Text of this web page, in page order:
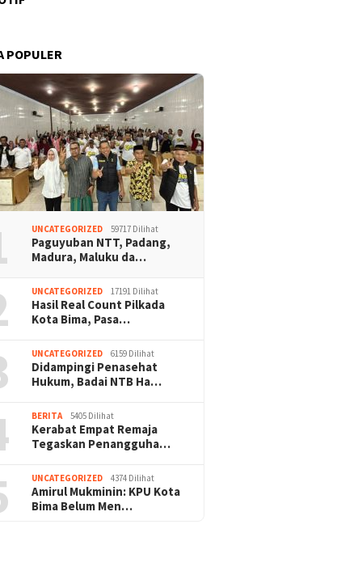
POPULER
UNCATEGORIZED 59717 Dilihat
Paguyuban NTT, Padang,
Madura, Maluku da…
UNCATEGORIZED 17191 Dilihat
Hasil Real Count Pilkada
Kota Bima, Pasa…
UNCATEGORIZED 6159 Dilihat
Didampingi Penasehat
Hukum, Badai NTB Ha…
BERITA 5405 Dilihat
Kerabat Empat Remaja
Tegaskan Penangguha…
UNCATEGORIZED 4374 Dilihat
Amirul Mukminin: KPU Kota
Bima Belum Men…